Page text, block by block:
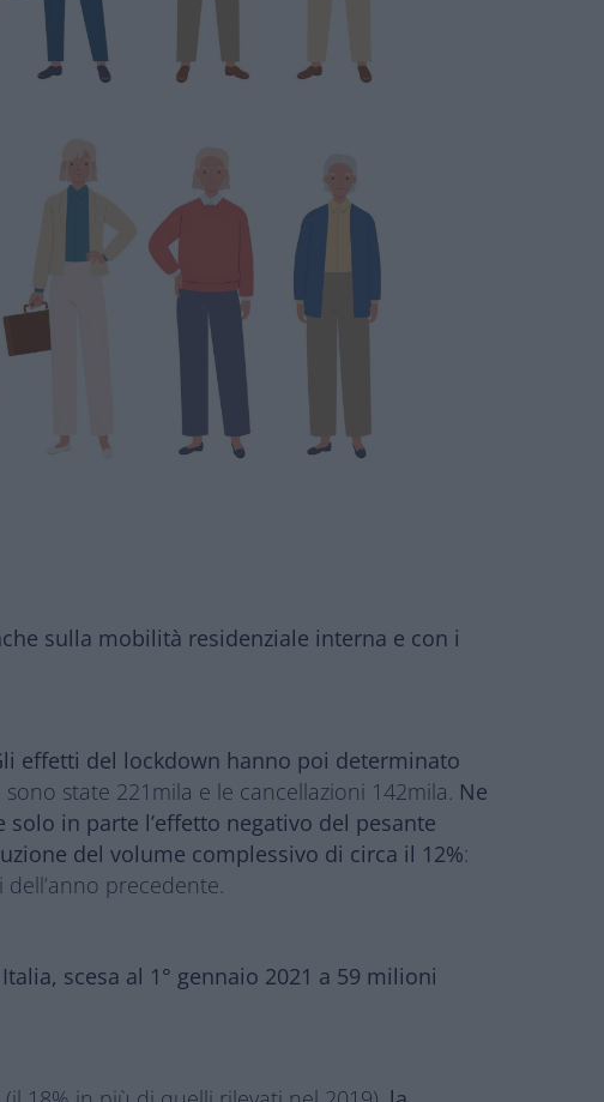
sulla mobilità residenziale interna e con i
effetti del lockdown hanno poi determinato
sono state 221mila e le cancellazioni 142mila. Ne
in parte l’effetto negativo del pesante
del volume complessivo di circa il 12%:
precedente.
scesa al 1° gennaio 2021 a 59 milioni